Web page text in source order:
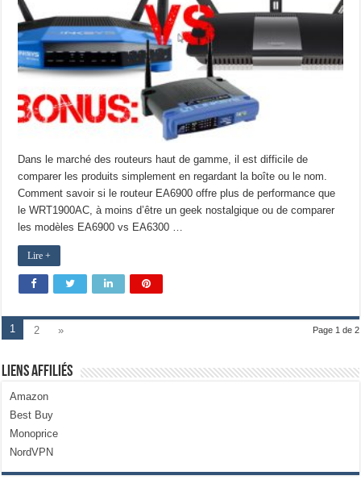
Dans le marché des routeurs haut de gamme, il est difficile de
comparer les produits simplement en regardant la boîte ou le nom.
Comment savoir si le routeur EA6900 offre plus de performance que
le WRT1900AC, à moins d’être un geek nostalgique ou de comparer
les modèles EA6900 vs EA6300 …
Lire +
Page 1 de 2
1 2 »
Liens Affiliés
Amazon
Best Buy
Monoprice
NordVPN